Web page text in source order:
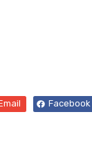
Facebook